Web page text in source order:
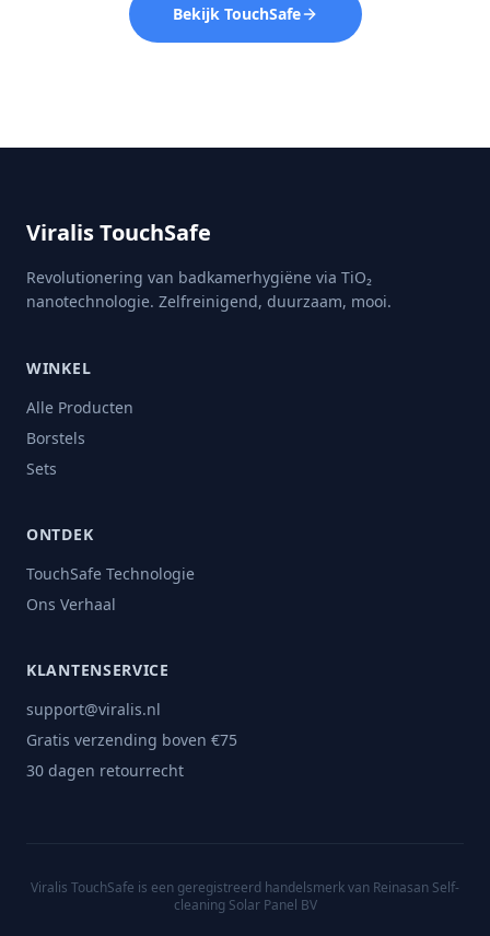
Bekijk TouchSafe
Viralis TouchSafe
Revolutionering van badkamerhygiëne via TiO₂
nanotechnologie. Zelfreinigend, duurzaam, mooi.
WINKEL
Alle Producten
Borstels
Sets
ONTDEK
TouchSafe Technologie
Ons Verhaal
KLANTENSERVICE
support@viralis.nl
Gratis verzending boven €75
30 dagen retourrecht
Viralis TouchSafe is een geregistreerd handelsmerk van Reinasan Self-
cleaning Solar Panel BV